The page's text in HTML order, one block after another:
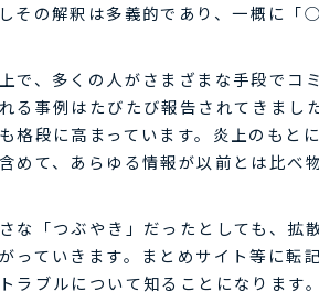
その解釈は多義的であり、一概に
で、多くの人がさまざまな手段でコ
る事例はたびたび報告されてきま
格段に高まっています。炎上のもと
めて、あらゆる情報が以前とは比べ
な「つぶやき」だったとしても、拡
っていきます。まとめサイト等に転
ラブルについて知ることになります